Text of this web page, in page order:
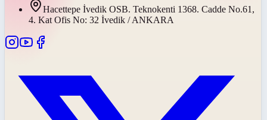
Hacettepe İvedik OSB. Teknokenti 1368. Cadde No.61,
4. Kat Ofis No: 32 İvedik / ANKARA